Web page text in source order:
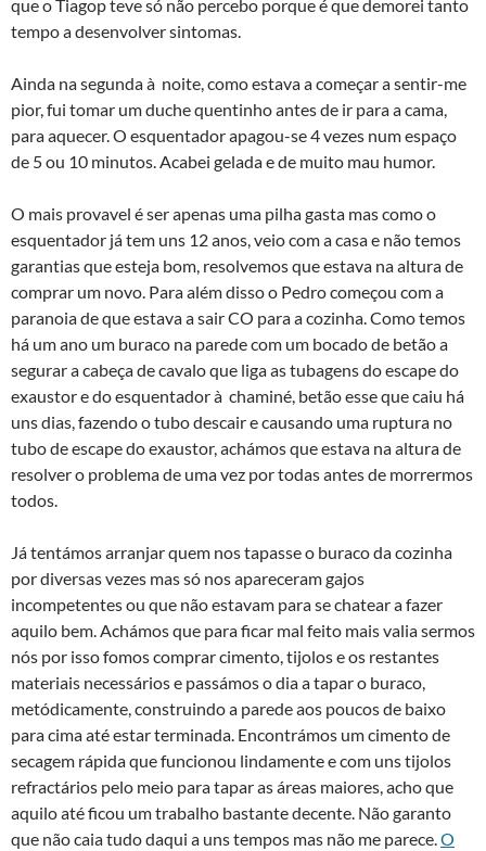
que o Tiagop teve só não percebo porque é que demorei tanto
tempo a desenvolver sintomas.
Ainda na segunda à noite, como estava a começar a sentir-me
pior, fui tomar um duche quentinho antes de ir para a cama,
para aquecer. O esquentador apagou-se 4 vezes num espaço
de 5 ou 10 minutos. Acabei gelada e de muito mau humor.
O mais provavel é ser apenas uma pilha gasta mas como o
esquentador já tem uns 12 anos, veio com a casa e não temos
garantias que esteja bom, resolvemos que estava na altura de
comprar um novo. Para além disso o Pedro começou com a
paranoia de que estava a sair CO para a cozinha. Como temos
há um ano um buraco na parede com um bocado de betão a
segurar a cabeça de cavalo que liga as tubagens do escape do
exaustor e do esquentador à chaminé, betão esse que caiu há
uns dias, fazendo o tubo descair e causando uma ruptura no
tubo de escape do exaustor, achámos que estava na altura de
resolver o problema de uma vez por todas antes de morrermos
todos.
Já tentámos arranjar quem nos tapasse o buraco da cozinha
por diversas vezes mas só nos apareceram gajos
incompetentes ou que não estavam para se chatear a fazer
aquilo bem. Achámos que para ficar mal feito mais valia sermos
nós por isso fomos comprar cimento, tijolos e os restantes
materiais necessários e passámos o dia a tapar o buraco,
metódicamente, construindo a parede aos poucos de baixo
para cima até estar terminada. Encontrámos um cimento de
secagem rápida que funcionou lindamente e com uns tijolos
refractários pelo meio para tapar as áreas maiores, acho que
aquilo até ficou um trabalho bastante decente. Não garanto
que não caia tudo daqui a uns tempos mas não me parece.O